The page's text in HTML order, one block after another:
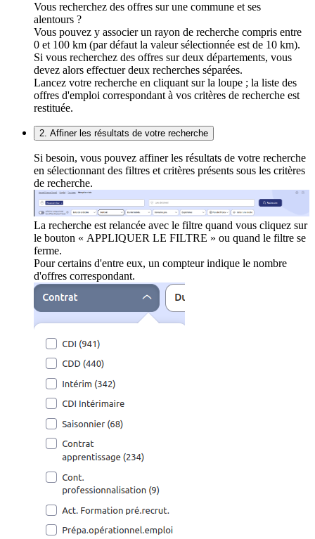
Vous recherchez des offres sur une commune et ses
alentours ?
Vous pouvez y associer un rayon de recherche compris entre
0 et 100 km (par défaut la valeur sélectionnée est de 10 km).
Si vous recherchez des offres sur deux départements, vous
devez alors effectuer deux recherches séparées.
Lancez votre recherche en cliquant sur la loupe ; la liste des
offres d'emploi correspondant à vos critères de recherche est
restituée.
2. Affiner les résultats de votre recherche
Si besoin, vous pouvez affiner les résultats de votre recherche
en sélectionnant des filtres et critères présents sous les critères
de recherche.
La recherche est relancée avec le filtre quand vous cliquez sur
le bouton « APPLIQUER LE FILTRE » ou quand le filtre se
ferme.
Pour certains d'entre eux, un compteur indique le nombre
d'offres correspondant.